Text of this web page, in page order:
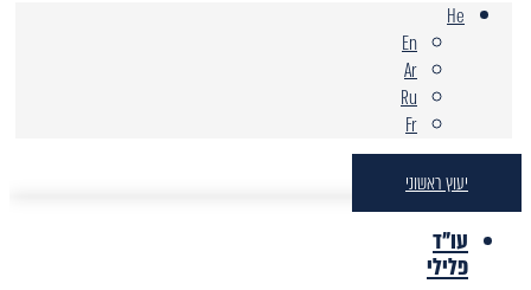
He
En
Ar
Ru
Fr
יעוץ ראשוני
עו"ד
פלילי